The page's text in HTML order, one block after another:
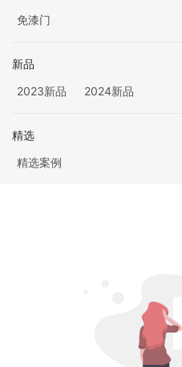
免漆门
新品
2023新品
2024新品
精选
精选案例